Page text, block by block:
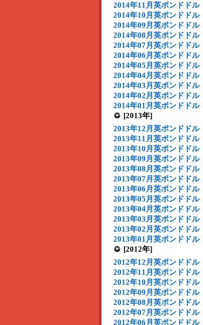
2014年11月英ポンドドル
2014年10月英ポンドドル
2014年09月英ポンドドル
2014年08月英ポンドドル
2014年07月英ポンドドル
2014年06月英ポンドドル
2014年05月英ポンドドル
2014年04月英ポンドドル
2014年03月英ポンドドル
2014年02月英ポンドドル
2014年01月英ポンドドル
[2013年]
2013年12月英ポンドドル
2013年11月英ポンドドル
2013年10月英ポンドドル
2013年09月英ポンドドル
2013年08月英ポンドドル
2013年07月英ポンドドル
2013年06月英ポンドドル
2013年05月英ポンドドル
2013年04月英ポンドドル
2013年03月英ポンドドル
2013年02月英ポンドドル
2013年01月英ポンドドル
[2012年]
2012年12月英ポンドドル
2012年11月英ポンドドル
2012年10月英ポンドドル
2012年09月英ポンドドル
2012年08月英ポンドドル
2012年07月英ポンドドル
2012年06月英ポンドドル